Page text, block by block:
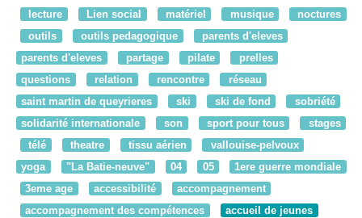
lecture
Lien social matériel musique
noctures
outils
outils pedagogique
parents d'eleves
parents d'eleves
partage pilate
prelles
questions
relation rencontre
réseau
saint martin de queyrieres
ski ski de fond
sobriété
solidarité internationale
son sport pour tous
stages
télé
theatre tissu aérien
vallouise-pelvoux
yoga
"La Batie-neuve" 04 05
1ere guerre mondiale
3eme age
accessibilité
accompagnement
accompagnement des compétences
accueil de jeunes